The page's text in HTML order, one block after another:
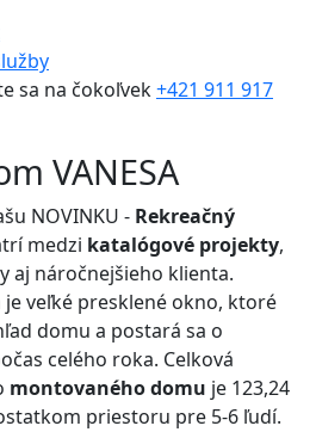
sa na čokoľvek+421 911 917
VANESA
NOVINKU - Rekreačný
medzi katalógové projekty,
aj náročnejšieho klienta.
veľké presklené okno, ktoré
domu a postará sa o
celého roka. Celková
montovaného domu je 123,24
priestoru pre 5-6 ľudí.